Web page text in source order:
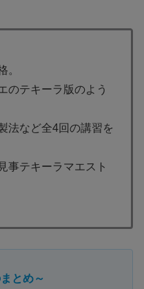
。
のテキーラ版のよう
法など全4回の講習を
事テキーラマエスト
とめ～